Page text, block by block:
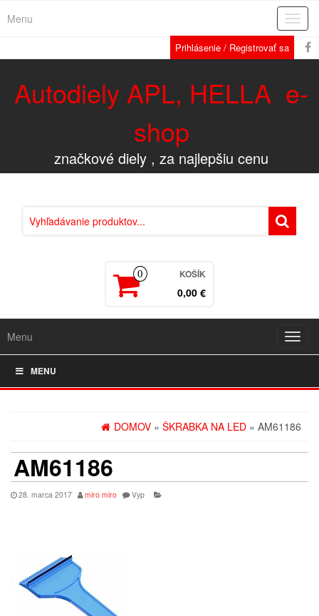
Menu
Prihlásenie / Registrovať sa
Autodiely APL, HELLA e-
shop
značkové diely , za najlepšiu cenu
0 KOŠÍK
0,00 €
Menu
MENU
DOMOV » ŠKRABKA NA LED » AM61186
AM61186
28. marca 2017 miro miro Vyp